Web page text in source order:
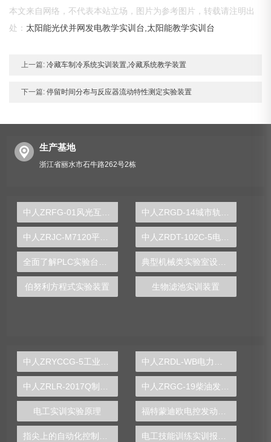
本文来自网络，不代表本站立场，图片为参考图片，转载请注明出
处： 太阳能光伏并网发电教学实训台,太阳能教学实训台
上一篇: 冷藏车制冷系统实训装置,冷藏系统教学装置
下一篇: 停留时间分布与反应器流动特性测定实验装置
生产基地
浙江省丽水市石牛路262号2栋
中人ZRDT-102C-5电梯轿门安装与拆装调试实训装置
伯努利方程式实验装置 生物滤池实训装置
电工实训实验原理